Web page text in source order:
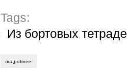
Tags:
Из бортовых
подробнее